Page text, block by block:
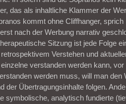
das als inhaltliche Klammer der
kommt ohne Cliffhanger,
nach der Werbung narrativ
Sitzung ist jede Folge
Verstehen und
verstanden werden kann,
werden muss, will man den
der Übertragungsinhalte folgen.
symbolische, analytisch fundierte